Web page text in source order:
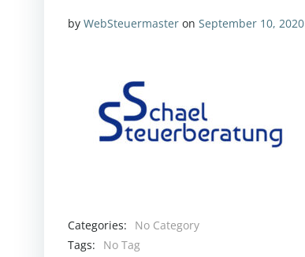
by WebSteuermaster on September 10, 2020
Categories:
No Category
Tags:
No Tag